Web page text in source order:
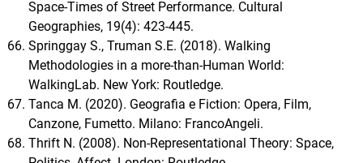
Space-Times of Street Performance. Cultural
Geographies, 19(4): 423-445.
Springgay S., Truman S.E. (2018). Walking
Methodologies in a more-than-Human World:
WalkingLab. New York: Routledge.
Tanca M. (2020). Geografia e Fiction: Opera, Film,
Canzone, Fumetto. Milano: FrancoAngeli.
Thrift N. (2008). Non-Representational Theory: Space,